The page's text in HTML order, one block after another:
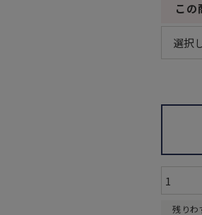
この
残りわ